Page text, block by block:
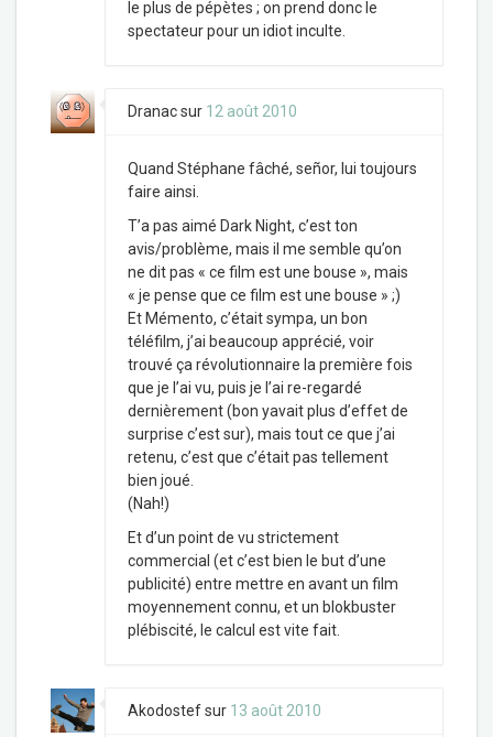
le plus de pépètes ; on prend donc le
spectateur pour un idiot inculte.
Dranacsur 12 août 2010
Quand Stéphane fâché, señor, lui toujours
faire ainsi.
T’a pas aimé Dark Night, c’est ton
avis/problème, mais il me semble qu’on
ne dit pas « ce film est une bouse », mais
« je pense que ce film est une bouse » ;)
Et Mémento, c’était sympa, un bon
téléfilm, j’ai beaucoup apprécié, voir
trouvé ça révolutionnaire la première fois
que je l’ai vu, puis je l’ai re-regardé
dernièrement (bon yavait plus d’effet de
surprise c’est sur), mais tout ce que j’ai
retenu, c’est que c’était pas tellement
bien joué.
(Nah!)
Et d’un point de vu strictement
commercial (et c’est bien le but d’une
publicité) entre mettre en avant un film
moyennement connu, et un blokbuster
plébiscité, le calcul est vite fait.
Akodostefsur 13 août 2010